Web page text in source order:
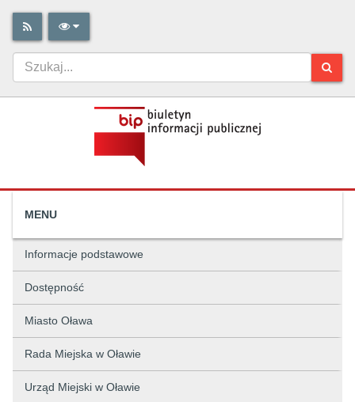
MENU
Informacje podstawowe
Dostępność
Miasto Oława
Rada Miejska w Oławie
Urząd Miejski w Oławie